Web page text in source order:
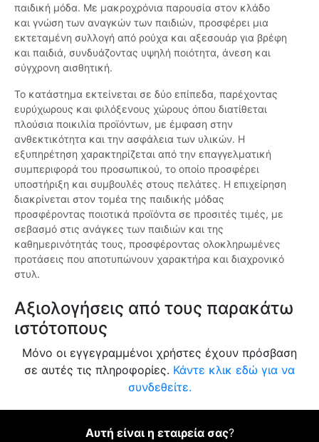
παιδική μόδα. Με μακροχρόνια παρουσία στον κλάδο
και γνώση των αναγκών των παιδιών, προσφέρει μια
εκτεταμένη συλλογή από ρούχα και αξεσουάρ για βρέφη
και παιδιά, συνδυάζοντας υψηλή ποιότητα, άνεση και
σύγχρονη αισθητική.
Το κατάστημα εκτείνεται σε δύο επίπεδα, παρέχοντας
ευρύχωρους και φιλόξενους χώρους όπου διατίθεται
πλούσια ποικιλία προϊόντων, με έμφαση στην
ανθεκτικότητα και την ασφάλεια των υλικών. Η
εξυπηρέτηση χαρακτηρίζεται από την επαγγελματική
συμπεριφορά του προσωπικού, το οποίο προσφέρει
υποστήριξη και συμβουλές στους πελάτες. Η επιχείρηση
διακρίνεται στον τομέα της παιδικής μόδας
προσφέροντας ποιοτικά προϊόντα σε προσιτές τιμές, με
σεβασμό στις ανάγκες των παιδιών και της
καθημερινότητάς τους, προσφέροντας ολοκληρωμένες
προτάσεις που αποτυπώνουν χαρακτήρα και διαχρονικό
στυλ.
Αξιολογήσεις από τους παρακάτω
ιστότοπους
Μόνο οι εγγεγραμμένοι χρήστες έχουν πρόσβαση
σε αυτές τις πληροφορίες. Κάντε κλικ εδώ για να
συνδεθείτε.
Αυτή είναι η εταιρεία σας?